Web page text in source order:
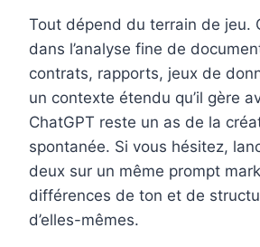
Tout dépend du terrain de jeu.
dans l’analyse fine de
contrats, rapports, jeux de
un contexte étendu qu’il gère
ChatGPT reste un as de la
spontanée. Si vous hésitez,
deux sur un même prompt
différences de ton et de
d’elles-mêmes.